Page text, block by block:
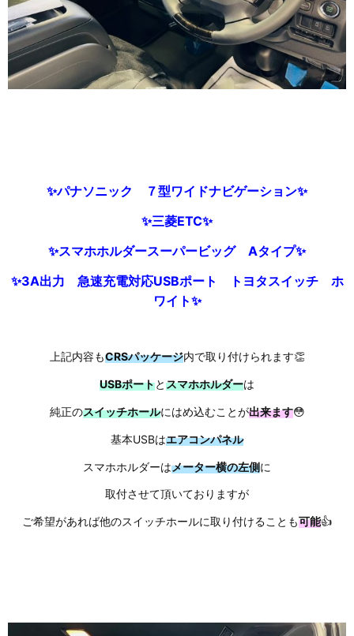
✨パナソニック ７型ワイドナビゲーション✨
✨三菱ETC✨
✨スマホホルダースーパービッグ Aタイプ✨
✨3A出力 急速充電対応USBポート トヨタスイッチ ホ
ワイト✨
上記内容もCRSパッケージ内で取り付けられます👏
USBポートとスマホホルダーは
純正のスイッチホールにはめ込むことが出来ます😳
基本USBはエアコンパネル
スマホホルダーはメーター横の左側に
取付させて頂いておりますが
ご希望があれば他のスイッチホールに取り付けることも可能👍